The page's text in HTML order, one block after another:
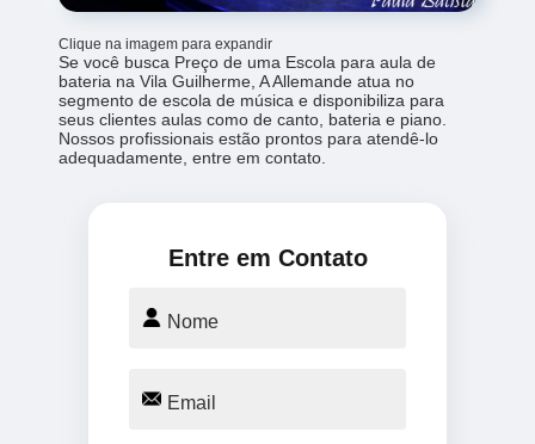
Clique na imagem para expandir
Se você busca Preço de uma Escola para aula de
bateria na Vila Guilherme, A Allemande atua no
segmento de escola de música e disponibiliza para
seus clientes aulas como de canto, bateria e piano.
Nossos profissionais estão prontos para atendê-lo
adequadamente, entre em contato.
Entre em Contato